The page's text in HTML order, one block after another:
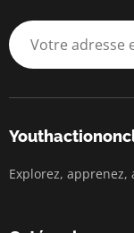
Explorez,